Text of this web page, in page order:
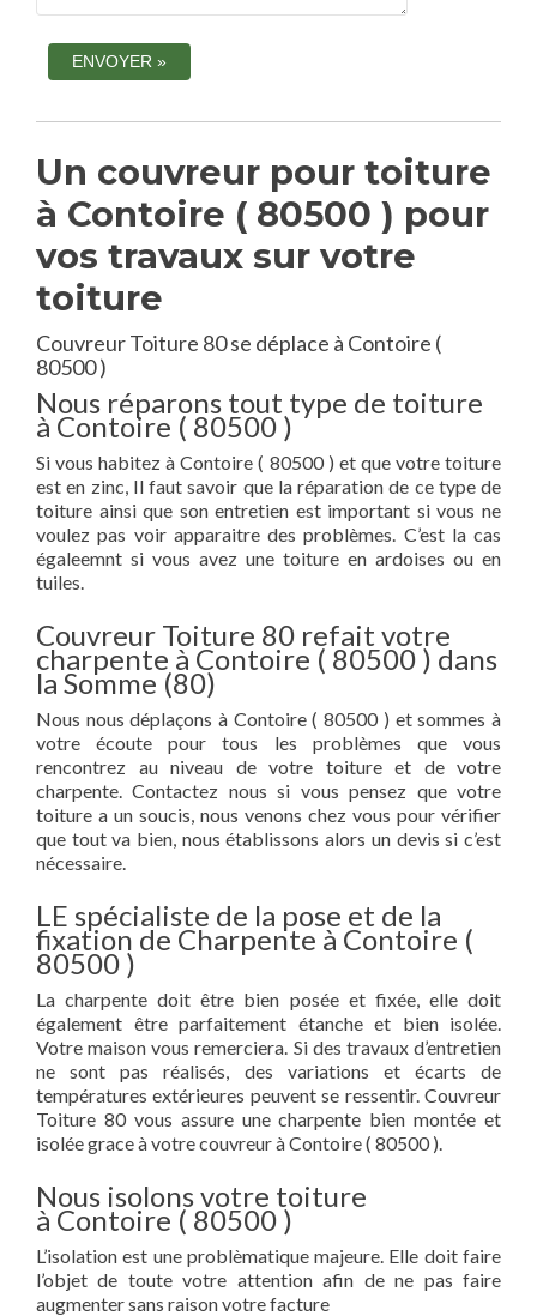
Un couvreur pour toiture
à Contoire ( 80500 ) pour
vos travaux sur votre
toiture
Couvreur Toiture 80 se déplace à Contoire (
80500 )
Nous réparons tout type de toiture
à Contoire ( 80500 )
Si vous habitez à Contoire ( 80500 ) et que votre toiture
est en zinc, Il faut savoir que la réparation de ce type de
toiture ainsi que son entretien est important si vous ne
voulez pas voir apparaitre des problèmes. C’est la cas
égaleemnt si vous avez une toiture en ardoises ou en
tuiles.
Couvreur Toiture 80 refait votre
charpente à Contoire ( 80500 ) dans
la Somme (80)
Nous nous déplaçons à Contoire ( 80500 ) et sommes à
votre écoute pour tous les problèmes que vous
rencontrez au niveau de votre toiture et de votre
charpente. Contactez nous si vous pensez que votre
toiture a un soucis, nous venons chez vous pour vérifier
que tout va bien, nous établissons alors un devis si c’est
nécessaire.
LE spécialiste de la pose et de la
fixation de Charpente à Contoire (
80500 )
La charpente doit être bien posée et fixée, elle doit
également être parfaitement étanche et bien isolée.
Votre maison vous remerciera. Si des travaux d’entretien
ne sont pas réalisés, des variations et écarts de
températures extérieures peuvent se ressentir. Couvreur
Toiture 80 vous assure une charpente bien montée et
isolée grace à votre couvreur à Contoire ( 80500 ).
Nous isolons votre toiture
à Contoire ( 80500 )
L’isolation est une problèmatique majeure. Elle doit faire
l’objet de toute votre attention afin de ne pas faire
augmenter sans raison votre facture